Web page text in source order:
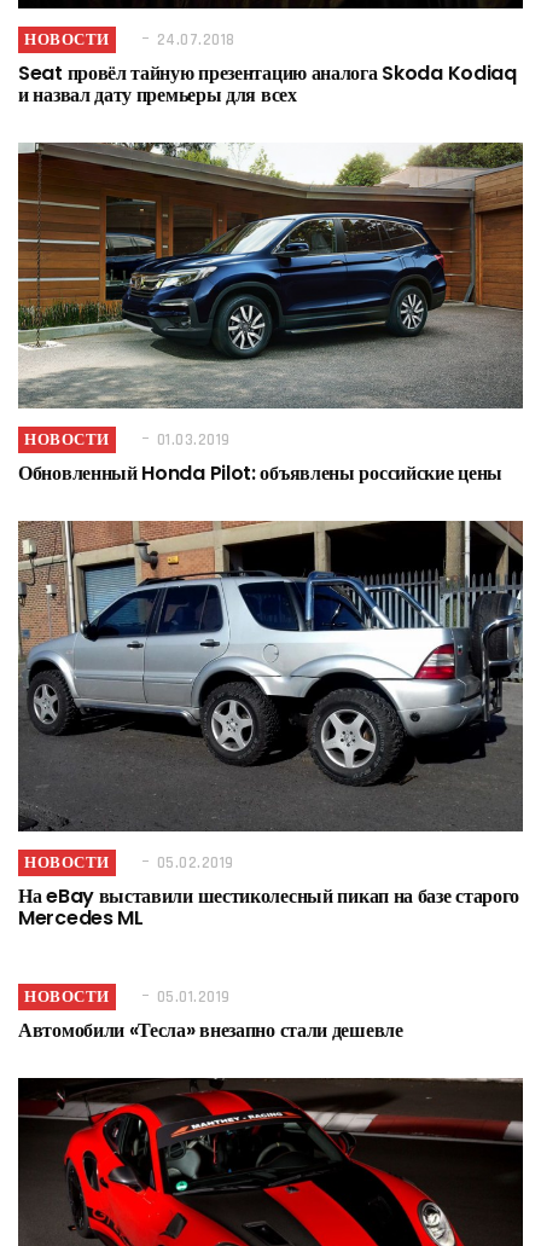
НОВОСТИ 24.07.2018
Seat провёл тайную презентацию аналога Skoda Kodiaq
и назвал дату премьеры для всех
НОВОСТИ 01.03.2019
Обновленный Honda Pilot: объявлены российские цены
НОВОСТИ 05.02.2019
На eBay выставили шестиколесный пикап на базе старого
Mercedes ML
НОВОСТИ 05.01.2019
Автомобили «Тесла» внезапно стали дешевле